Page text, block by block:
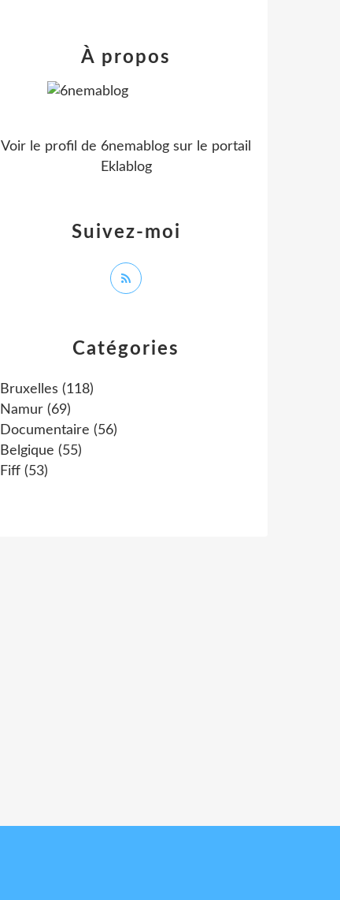
Catégories
Bruxelles (118)
Namur (69)
Documentaire (56)
Belgique (55)
Fiff (53)
Suivez-moi
À propos
Voir le profil de 6nemablog sur le portail
Eklablog